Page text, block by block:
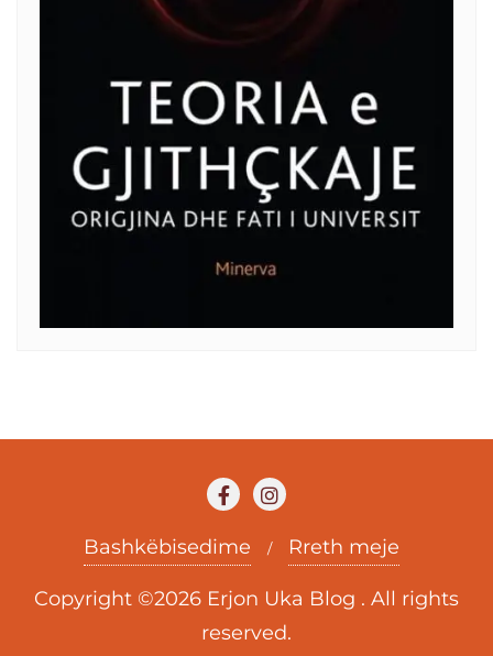
Bashkëbisedime Rreth meje
Copyright ©2026 Erjon Uka Blog . All rights
reserved.